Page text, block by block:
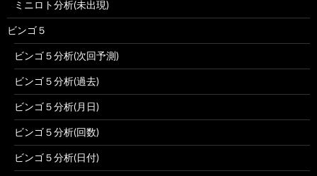
ミニロト分析(未出現)
ビンゴ５
ビンゴ５分析(次回予測)
ビンゴ５分析(過去)
ビンゴ５分析(月日)
ビンゴ５分析(回数)
ビンゴ５分析(日付)